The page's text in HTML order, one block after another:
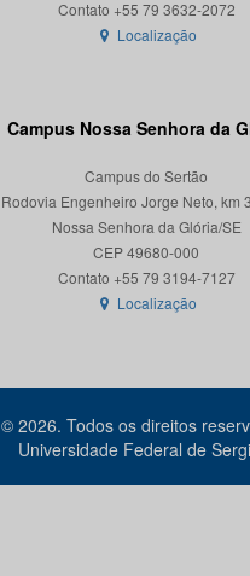
Localização
Campus Nossa Senhora da
Campus do Sertão
Rodovia Engenheiro Jorge Neto, km
Nossa Senhora da Glória/SE
CEP 49680-000
Contato +55 79 3194-7127
Localização
© 2026. Todos os direitos
Universidade Federal de